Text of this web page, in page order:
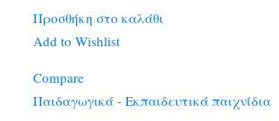
Προσθήκη στο καλάθι
Add to Wishlist
Compare
Παιδαγωγικά - Εκπαιδευτικά παιχνίδια